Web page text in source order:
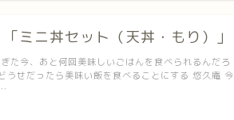
「ミニ丼セット（天丼・もり）」
た今、あと何回美味しいごはんを食べられるんだろ
うせだったら美味い飯を食べることにする 悠久庵 今